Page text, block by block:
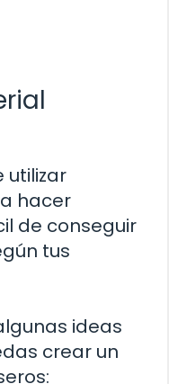
utilizar
hacer
de conseguir
tus
ideas
crear un